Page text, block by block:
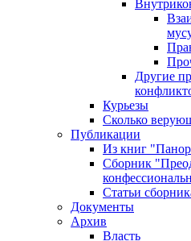
Другие
Курьезы
Сколько
Публикации
Из книг
Сборник
Статьи
Документы
Архив
Власть